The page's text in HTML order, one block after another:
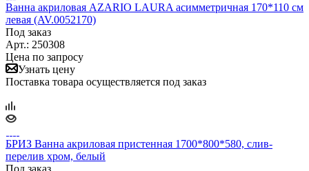
Ванна акриловая AZARIO LAURA асимметричная 170*110 см
левая (AV.0052170)
Под заказ
Арт.: 250308
Цена по запросу
Узнать цену
Поставка товара осуществляется под заказ
БРИЗ Ванна акриловая пристенная 1700*800*580, слив-
перелив хром, белый
Под заказ